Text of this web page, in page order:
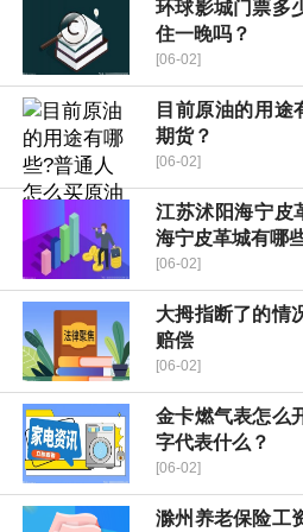
环球影城门票多
住一晚吗？
[06-02]
目前原油的用
期货？
[06-02]
江苏沭阳海宁皮
海宁皮革城有哪
[06-02]
大拇指断了的情
赔偿
[06-02]
金卡燃气表怎么
字代表什么？
[06-02]
滁州养老保险工